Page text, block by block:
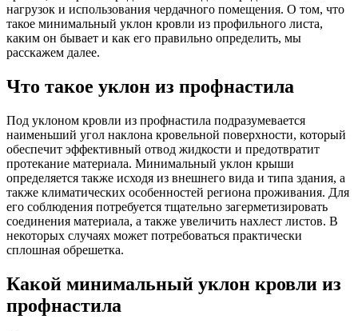
нагрузок и использования чердачного помещения. О том, что
такое минимальный уклон кровли из профильного листа,
каким он бывает и как его правильно определить, мы
расскажем далее.
Что такое уклон из профнастила
Под уклоном кровли из профнастила подразумевается
наименьший угол наклона кровельной поверхности, который
обеспечит эффективный отвод жидкости и предотвратит
протекание материала. Минимальный уклон крыши
определяется также исходя из внешнего вида и типа здания, а
также климатических особенностей региона проживания. Для
его соблюдения потребуется тщательно загерметизировать
соединения материала, а также увеличить нахлест листов. В
некоторых случаях может потребоваться практически
сплошная обрешетка.
Какой минимальный уклон кровли из
профнастила